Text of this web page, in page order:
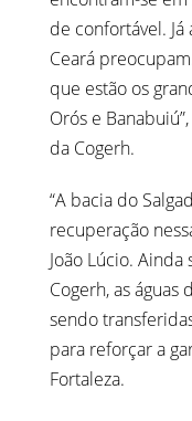
de confortável.
Ceará
que estão os
Orós e
da Cogerh.
“A bacia do
recuperação
João Lúcio.
Cogerh, as águas
sendo
para reforçar a
Fortaleza.